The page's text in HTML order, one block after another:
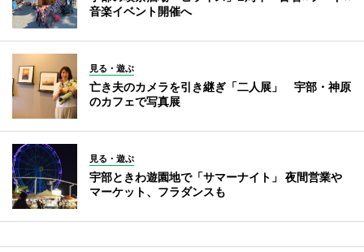
音楽イベント開催へ
見る・遊ぶ
亡き夫のカメラを引き継ぎ「二人展」 宇部・神原
のカフェで写真展
見る・遊ぶ
宇部ときわ遊園地で「サマーナイト」 夜間営業や
マーケット、フラダンスも